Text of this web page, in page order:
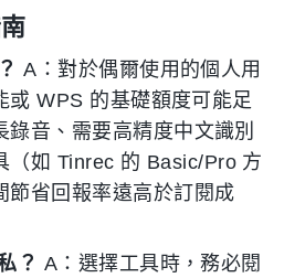
A：對於偶爾使用的個人用
或 WPS 的基礎額度可能足
音、需要高精度中文識別
（如 Tinrec 的 Basic/Pro 方
節省回報率遠高於訂閱成
？ A：選擇工具時，務必閱